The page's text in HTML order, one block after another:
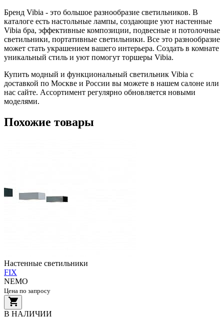
Бренд Vibia - это большое разнообразие светильников. В
каталоге есть настольные лампы, создающие уют настенные
Vibia бра, эффективные композиции, подвесные и потолочные
светильники, портативные светильники. Все это разнообразие
может стать украшением вашего интерьера. Создать в комнате
уникальный стиль и уют помогут торшеры Vibia.
Купить модный и функциональный светильник Vibia с
доставкой по Москве и России вы можете в нашем салоне или
нас сайте. Ассортимент регулярно обновляется новыми
моделями.
Похожие товары
Настенные светильники
FIX
NEMO
Цена по запросу
В НАЛИЧИИ